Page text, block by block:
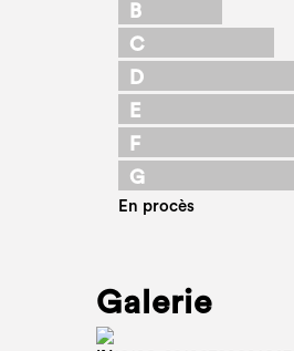
B
C
D
E
F
G
En procès
Galerie